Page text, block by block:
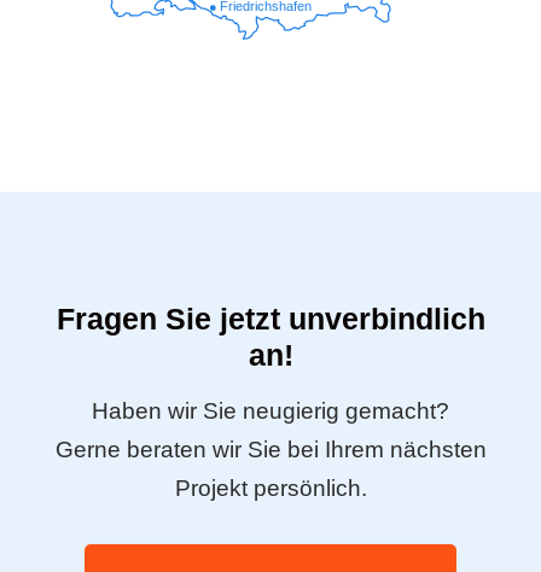
Friedrichshafen
Fragen Sie jetzt unverbindlich
an!
Haben wir Sie neugierig gemacht?
Gerne beraten wir Sie bei Ihrem nächsten
Projekt persönlich.